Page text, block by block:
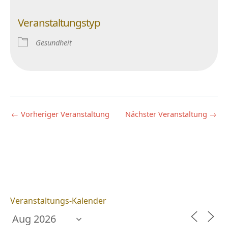
Veranstaltungstyp
Gesundheit
← Vorheriger Veranstaltung Nächster Veranstaltung →
Veranstaltungs-Kalender